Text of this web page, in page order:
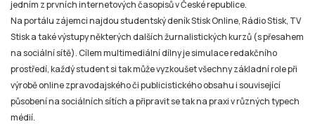
jedním z prvních internetových časopisů v České republice.
Na portálu zájemci najdou studentský deník Stisk Online, Rádio Stisk, TV
Stisk a také výstupy některých dalších žurnalistických kurzů (s přesahem
na sociální sítě). Cílem multimediální dílny je simulace redakčního
prostředí, každý student si tak může vyzkoušet všechny základní role při
výrobě online zpravodajského či publicistického obsahu i související
působení na sociálních sítích a připravit se tak na praxi v různých typech
médií.